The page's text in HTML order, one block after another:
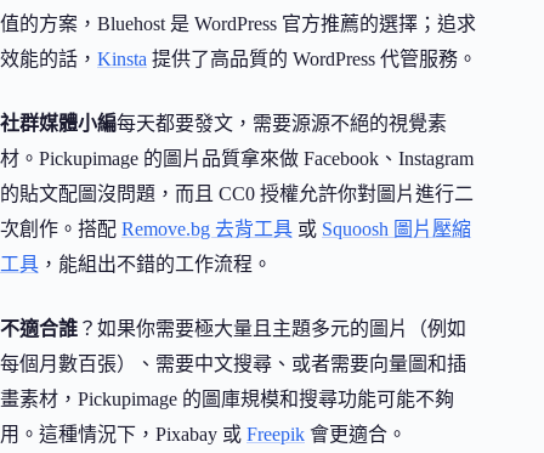
值的方案，Bluehost 是 WordPress 官方推薦的選擇；追求
效能的話， Kinsta 提供了高品質的 WordPress 代管服務。
社群媒體小編每天都要發文，需要源源不絕的視覺素
材。Pickupimage 的圖片品質拿來做 Facebook、Instagram
的貼文配圖沒問題，而且 CC0 授權允許你對圖片進行二
次創作。搭配 Remove.bg 去背工具 或 Squoosh 圖片壓縮
工具 ，能組出不錯的工作流程。
不適合誰 ？如果你需要極大量且主題多元的圖片（例如
每個月數百張）、需要中文搜尋、或者需要向量圖和插
畫素材，Pickupimage 的圖庫規模和搜尋功能可能不夠
用。這種情況下，Pixabay 或 Freepik 會更適合。